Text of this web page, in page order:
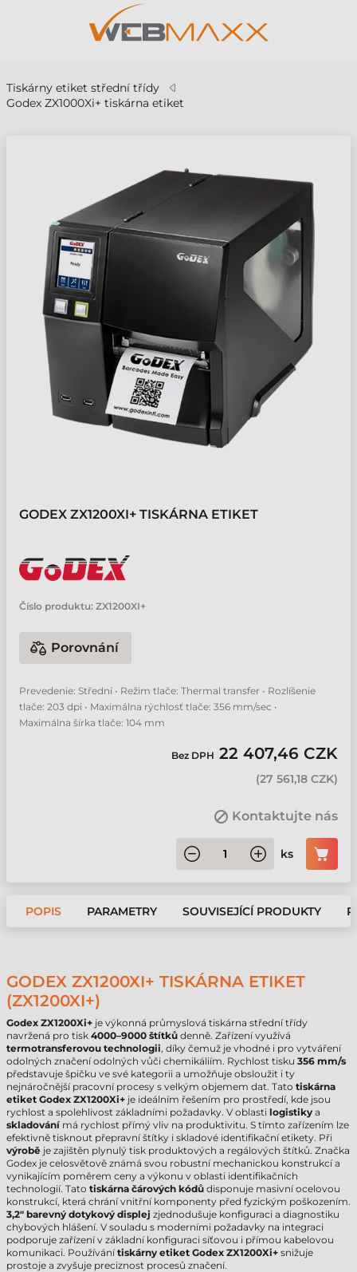
Tiskárny etiket střední třídy
Godex ZX1000Xi+ tiskárna etiket
GODEX ZX1200XI+ TISKÁRNA ETIKET
Číslo produktu: ZX1200XI+
Porovnání
Prevedenie: Střední • Režim tlače: Thermal transfer • Rozlíšenie
tlače: 203 dpi • Maximálna rýchlosť tlače: 356 mm/sec •
Maximálna šírka tlače: 104 mm
Bez DPH 22 407,46 CZK
(27 561,18 CZK)
Kontaktujte nás
ks
POPIS PARAMETRY SOUVISEJÍCÍ PRODUKTY
GODEX ZX1200XI+ TISKÁRNA ETIKET
(ZX1200XI+)
Godex ZX1200Xi+ je výkonná průmyslová tiskárna střední třídy
navržená pro tisk 4000–9000 štítků denně. Zařízení využívá
termotransferovou technologii, díky čemuž je vhodné i pro vytváření
odolných značení odolných vůči chemikáliím. Rychlost tisku 356 mm/s
představuje špičku ve své kategorii a umožňuje obsloužit i ty
nejnáročnější pracovní procesy s velkým objemem dat. Tato tiskárna
etiket Godex ZX1200Xi+ je ideálním řešením pro prostředí, kde jsou
rychlost a spolehlivost základními požadavky. V oblasti logistiky a
skladování má rychlost přímý vliv na produktivitu. S tímto zařízením lze
efektivně tisknout přepravní štítky i skladové identifikační etikety. Při
výrobě je zajištěn plynulý tisk produktových a regálových štítků. Značka
Godex je celosvětově známá svou robustní mechanickou konstrukcí a
vynikajícím poměrem ceny a výkonu v oblasti identifikačních
technologií. Tato tiskárna čárových kódů disponuje masivní ocelovou
konstrukcí, která chrání vnitřní komponenty před fyzickým poškozením.
3,2" barevný dotykový displej zjednodušuje konfiguraci a diagnostiku
chybových hlášení. V souladu s moderními požadavky na integraci
podporuje zařízení v základní konfiguraci síťovou i přímou kabelovou
komunikaci. Používánítiskárny etiket Godex ZX1200Xi+ snižuje
prostoje a zvyšuje preciznost procesů značení.